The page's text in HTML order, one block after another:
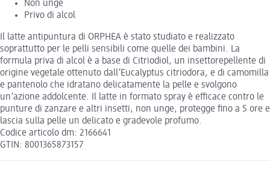
Non unge
Privo di alcol
Il latte antipuntura di ORPHEA è stato studiato e realizzato
soprattutto per le pelli sensibili come quelle dei bambini. La
formula priva di alcol è a base di Citriodiol, un insettorepellente di
origine vegetale ottenuto dall’Eucalyptus citriodora, e di camomilla
e pantenolo che idratano delicatamente la pelle e svolgono
un’azione addolcente. Il latte in formato spray è efficace contro le
punture di zanzare e altri insetti, non unge, protegge fino a 5 ore e
lascia sulla pelle un delicato e gradevole profumo.
Codice articolo dm: 2166641
GTIN: 8001365873157